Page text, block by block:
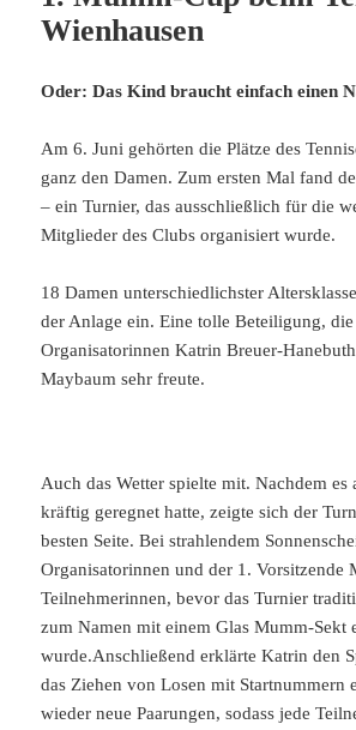
Wienhausen
Oder: Das Kind braucht einfach einen
Am 6. Juni gehörten die Plätze des
ganz den Damen. Zum ersten Mal fand
– ein Turnier, das ausschließlich für die
Mitglieder des Clubs organisiert wurde.
18 Damen unterschiedlichster
der Anlage ein. Eine tolle Beteiligung, die
Organisatorinnen Katrin Breuer-
Maybaum sehr freute.
Auch das Wetter spielte mit. Nachdem es
kräftig geregnet hatte, zeigte sich der
besten Seite. Bei strahlendem
Organisatorinnen und der 1. Vorsitzende
Teilnehmerinnen, bevor das Turnier
zum Namen mit einem Glas Mumm-Sekt
wurde.Anschließend erklärte Katrin den
das Ziehen von Losen mit Startnummern
wieder neue Paarungen, sodass jede